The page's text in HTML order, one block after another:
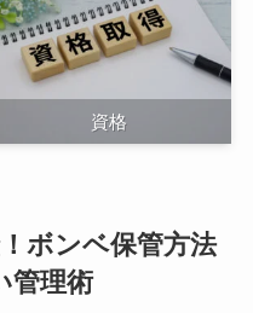
資格
ボンベ保管方法
管理術